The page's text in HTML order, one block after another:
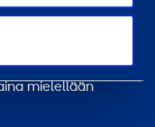
sisällä
mielellään